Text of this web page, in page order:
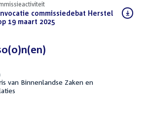
commissiedebat Herstel
19 maart 2025
van Binnenlandse Zaken en